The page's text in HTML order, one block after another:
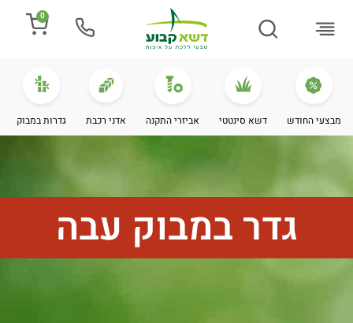
0
מבצעי החודש דשא סינטטי אביזרי התקנה אדני רכבת גדרות במבוק
גדר במבוק עבה